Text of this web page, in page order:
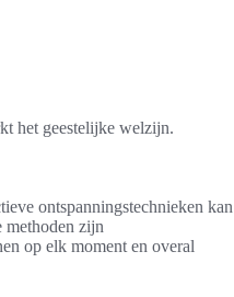
het geestelijke welzijn.
ontspanningstechnieken kan
methoden zijn
op elk moment en overal